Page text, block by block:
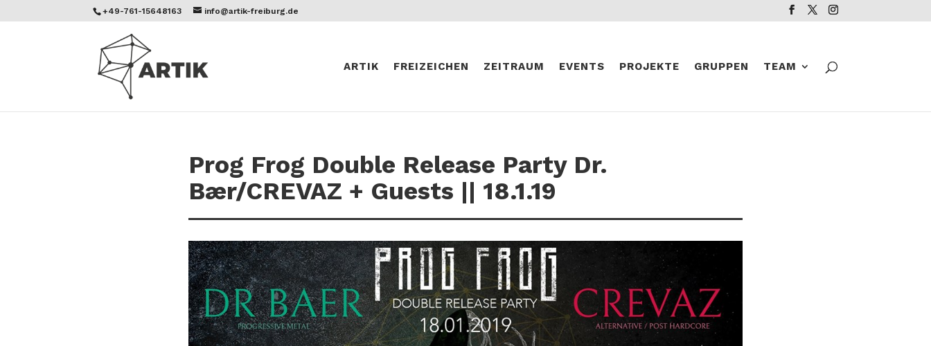
+49-761-15648163 info@artik-freiburg.de
ARTIK FREIZEICHEN ZEITRAUM EVENTS PROJEKTE GRUPPEN TEAM
Prog Frog Double Release Party Dr.
Bær/CREVAZ + Guests || 18.1.19